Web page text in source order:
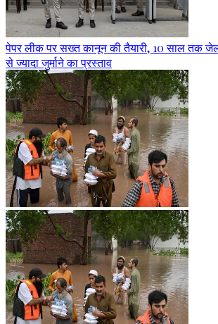
पेपर लीक पर सख्त कानून की तैयारी, 10 साल तक
से ज्यादा जुर्माने का प्रस्ताव